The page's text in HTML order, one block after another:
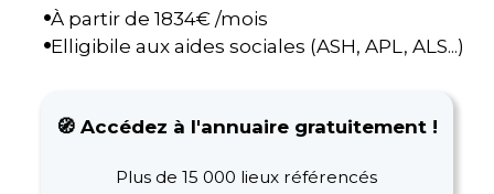
À partir de 1834€ /mois
Elligibile aux aides sociales (ASH, APL, ALS...)
🧭 Accédez à l'annuaire gratuitement !
Plus de 15 000 lieux référencés